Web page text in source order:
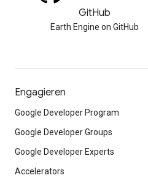
GitHub
Earth Engine on GitHub
Engagieren
Google Developer Program
Google Developer Groups
Google Developer Experts
Accelerators